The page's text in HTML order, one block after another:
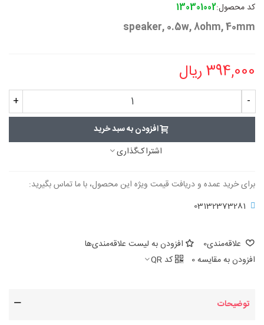
کد محصول:130301002
speaker, 0.5w, 8ohm, 40mm
394,000 ریال
-
+
افزودن به سبد خرید
اشتراک‌گذاری
برای خرید عمده و دریافت قیمت ویژه این محصول، با ما تماس بگیرید:
03132373281
علاقه‌مندی0
افزودن به لیست علاقه‌مندی‌ها
افزودن به مقایسه0 کد QR
توضیحات